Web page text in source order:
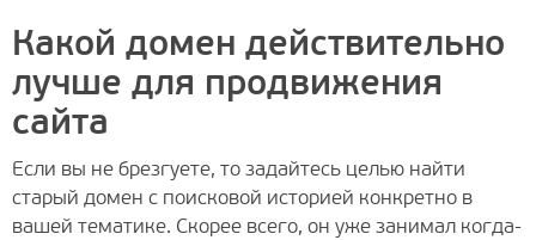
Какой домен действительно
лучше для продвижения
сайта
Если вы не брезгуете, то задайтесь целью найти
старый домен с поисковой историей конкретно в
вашей тематике. Скорее всего, он уже занимал когда-